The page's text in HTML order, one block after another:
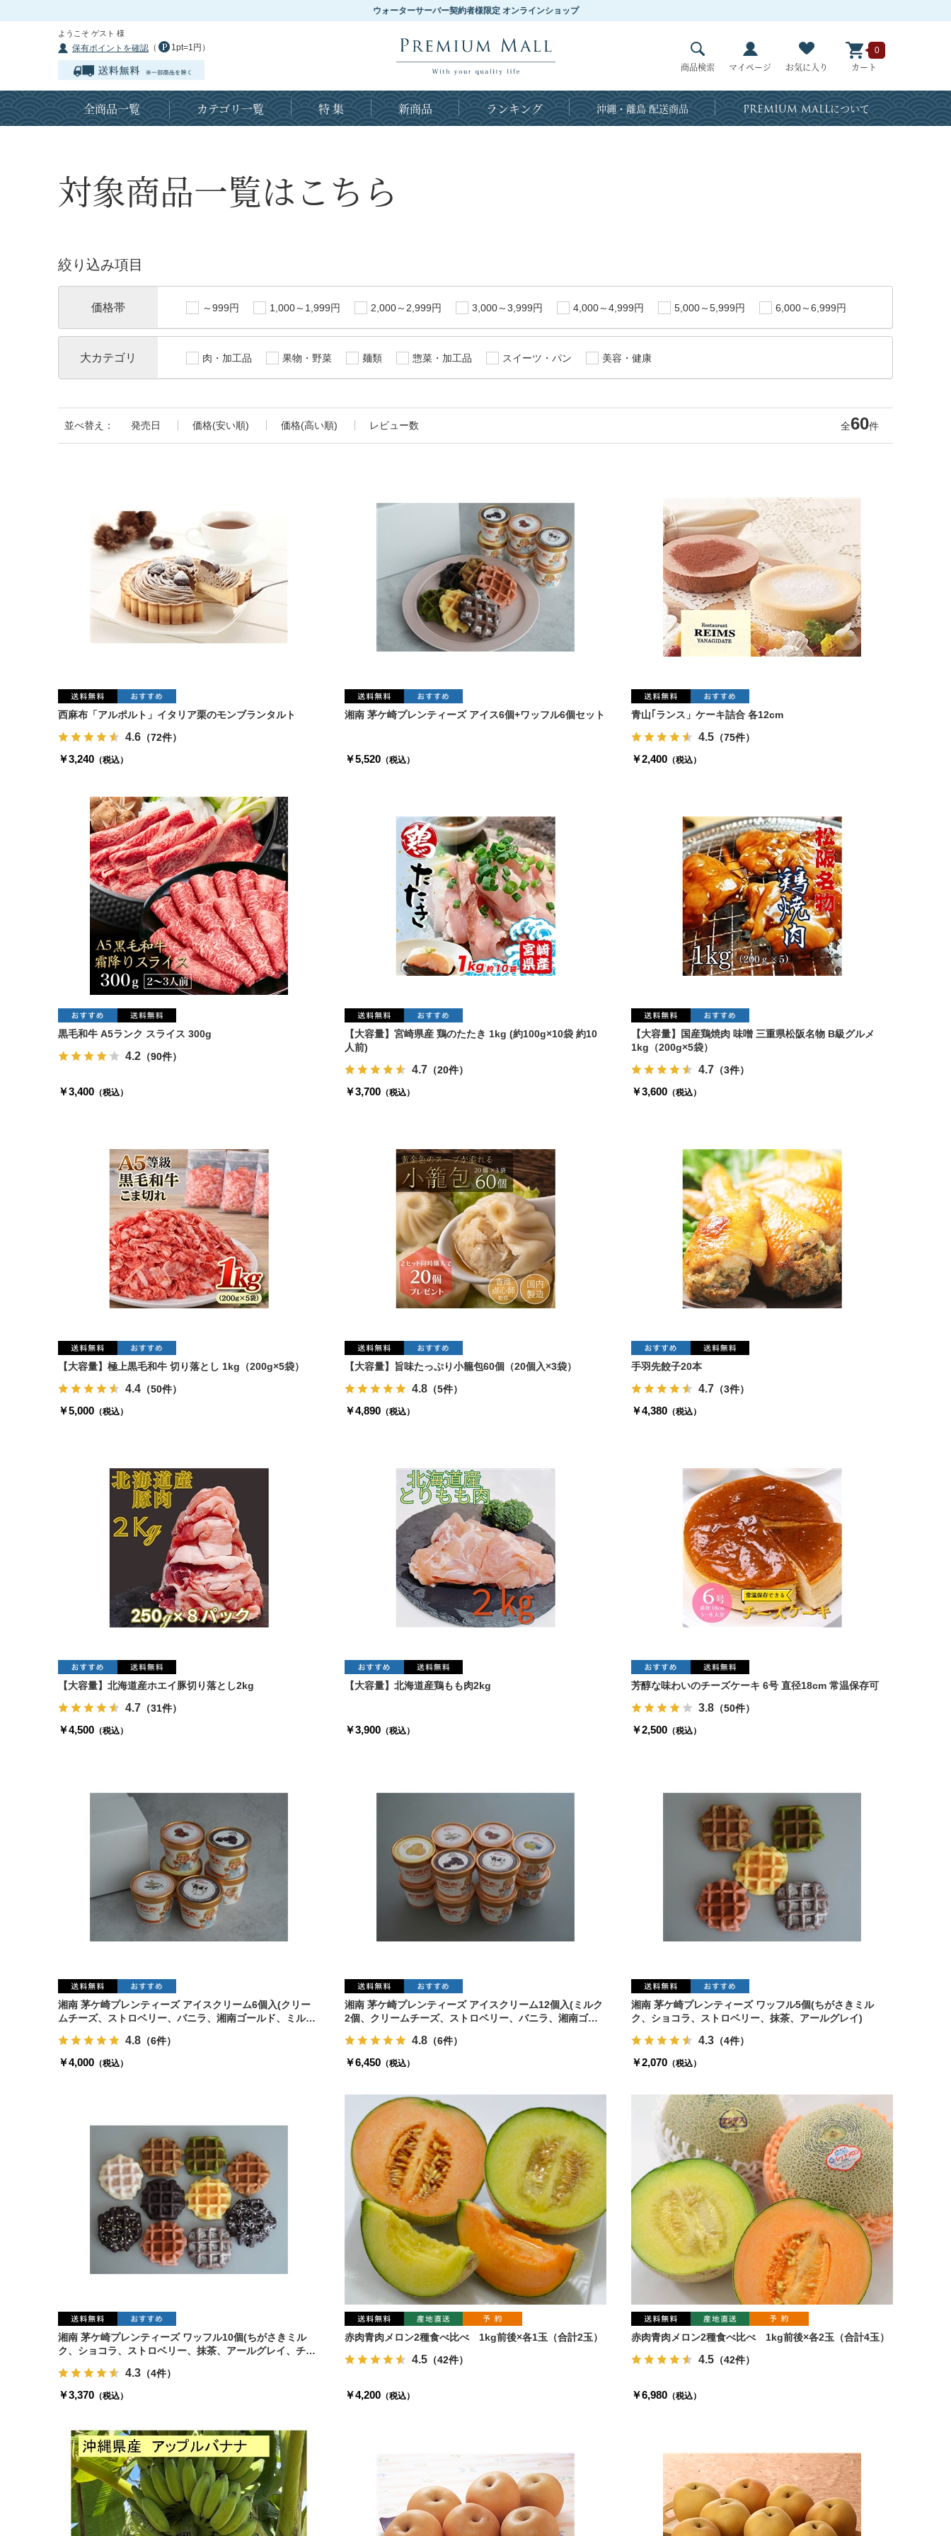
ウォーターサーバー契約者様限定 オンラインショップ
ようこそ ゲスト 様
保有ポイントを確認 （ 1pt=1円）
商品検索 マイページ お気に入り カート
0
全商品一覧 カテゴリ一覧 特 集 新商品 ランキング 沖縄・離島 配送商品 PREMIUM MALLについて
対象商品一覧はこちら
絞り込み項目
価格帯 ～999円 1,000～1,999円 2,000～2,999円 3,000～3,999円 4,000～4,999円 5,000～5,999円 6,000～6,999円
大カテゴリ 肉・加工品 果物・野菜 麺類 惣菜・加工品 スイーツ・パン 美容・健康
並べ替え： 発売日 価格(安い順) 価格(高い順) レビュー数 全60件
西麻布「アルポルト」イタリア栗のモンブランタルト
4.6 （72件）
￥3,240 （税込）
湘南 茅ケ崎プレンティーズ アイス6個+ワッフル6個セット
￥5,520 （税込）
青山｢ランス」ケーキ詰合 各12cm
4.5 （75件）
￥2,400 （税込）
黒毛和牛 A5ランク スライス 300g
4.2 （90件）
￥3,400 （税込）
【大容量】宮崎県産 鶏のたたき 1kg (約100g×10袋 約10
人前)
4.7 （20件）
￥3,700 （税込）
【大容量】国産鶏焼肉 味噌 三重県松阪名物 B級グルメ
1kg（200g×5袋）
4.7 （3件）
￥3,600 （税込）
【大容量】極上黒毛和牛 切り落とし 1kg（200g×5袋）
4.4 （50件）
￥5,000 （税込）
【大容量】旨味たっぷり小籠包60個（20個入×3袋）
4.8 （5件）
￥4,890 （税込）
手羽先餃子20本
4.7 （3件）
￥4,380 （税込）
【大容量】北海道産ホエイ豚切り落とし2kg
4.7 （31件）
￥4,500 （税込）
【大容量】北海道産鶏もも肉2kg
￥3,900 （税込）
芳醇な味わいのチーズケーキ 6号 直径18cm 常温保存可
3.8 （50件）
￥2,500 （税込）
湘南 茅ケ崎プレンティーズ アイスクリーム6個入(クリー
ムチーズ、ストロベリー、バニラ、湘南ゴールド、ミル
4.8 （6件）
￥4,000 （税込）
湘南 茅ケ崎プレンティーズ アイスクリーム12個入(ミルク
2個、クリームチーズ、ストロベリー、バニラ、湘南ゴー
メル、チョコミント、抹茶)
4.8 （6件）
￥6,450 （税込）
湘南 茅ケ崎プレンティーズ ワッフル5個(ちがさきミル
ク、ショコラ、ストロベリー、抹茶、アールグレイ)
4.3 （4件）
￥2,070 （税込）
湘南 茅ケ崎プレンティーズ ワッフル10個(ちがさきミル
ク、ショコラ、ストロベリー、抹茶、アールグレイ、チョ
4.3 （4件）
￥3,370 （税込）
赤肉青肉メロン2種食べ比べ 1kg前後×各1玉（合計2玉）
4.5 （42件）
￥4,200 （税込）
赤肉青肉メロン2種食べ比べ 1kg前後×各2玉（合計4玉）
4.5 （42件）
￥6,980 （税込）